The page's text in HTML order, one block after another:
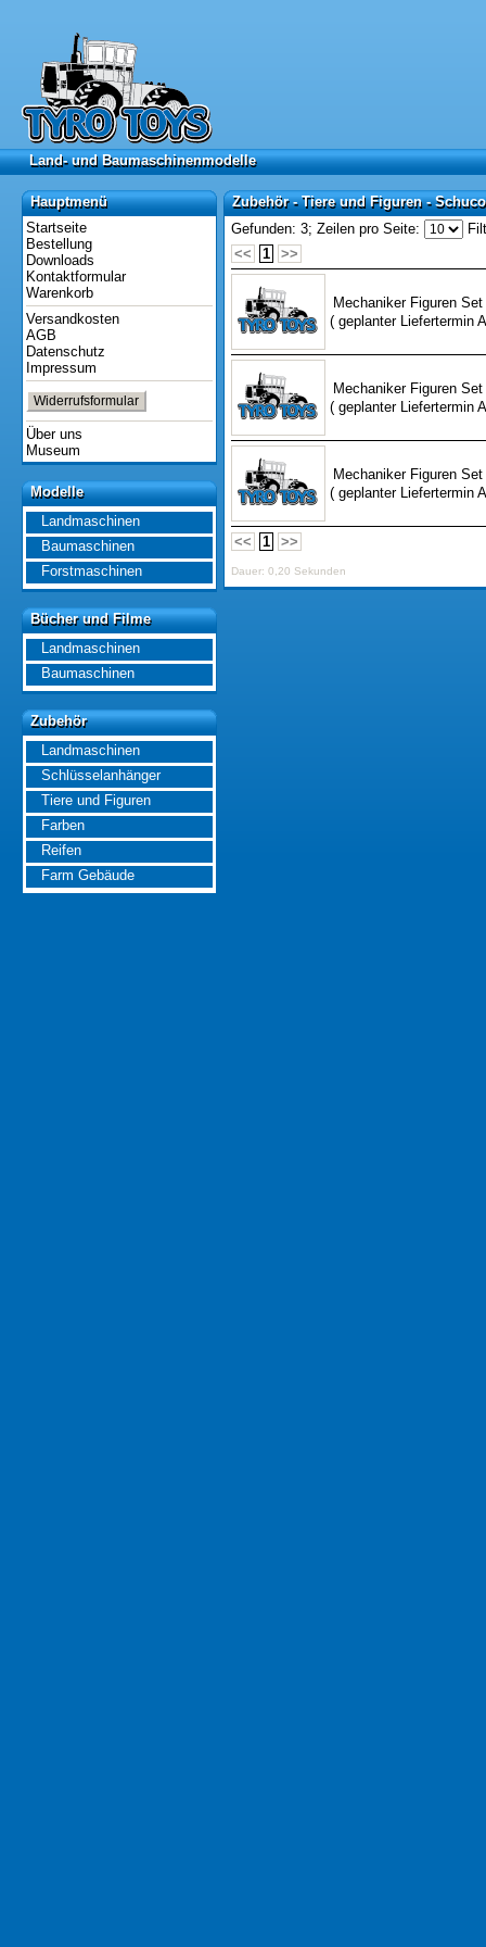
Land- und Baumaschinenmodelle
Land- und Baumaschinenmodelle
Hauptmenü
Hauptmenü
Startseite
Bestellung
Downloads
Kontaktformular
Warenkorb
Versandkosten
AGB
Datenschutz
Impressum
Widerrufsformular
Über uns
Museum
Modelle
Modelle
Landmaschinen
Baumaschinen
Forstmaschinen
Bücher und Filme
Bücher und Filme
Landmaschinen
Baumaschinen
Zubehör
Zubehör
Landmaschinen
Schlüsselanhänger
Tiere und Figuren
Farben
Reifen
Farm Gebäude
Zubehör - Tiere und Figuren - Schuco
Zubehör - Tiere und Figuren - Schuco
Gefunden: 3; Zeilen pro Seite:
<<
1 >>
Mechaniker Figuren
( geplanter Liefertermin
Mechaniker Figuren
( geplanter Liefertermin
Mechaniker Figuren
( geplanter Liefertermin
<< 1 >>
Dauer: 0,20 Sekunden